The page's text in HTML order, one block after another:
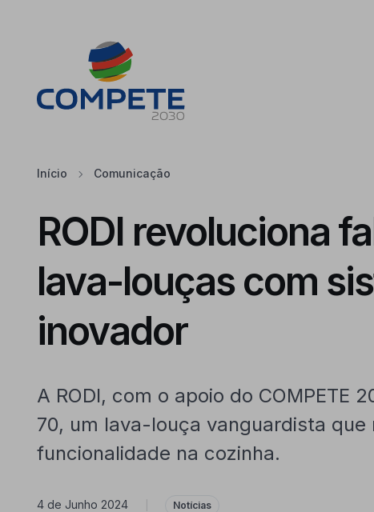
Início Comunicação
RODI revoluciona
lava-louças com
inovador
A RODI, com o apoio do COMPETE
70, um lava-louça vanguardista que
funcionalidade na cozinha.
4 de Junho 2024 Notícias